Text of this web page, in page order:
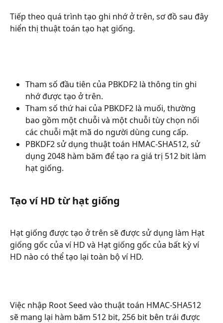
Tiếp theo quá trình tạo ghi nhớ ở trên, sơ đồ sau đây
hiển thị thuật toán tạo hạt giống.
Tham số đầu tiên của PBKDF2 là thông tin ghi
nhớ được tạo ở trên.
Tham số thứ hai của PBKDF2 là muối, thường
bao gồm một chuỗi và một chuỗi tùy chọn nối
các chuỗi mật mã do người dùng cung cấp.
PBKDF2 sử dụng thuật toán HMAC-SHA512, sử
dụng 2048 hàm băm để tạo ra giá trị 512 bit làm
hạt giống.
Tạo ví HD từ hạt giống
Hạt giống được tạo ở trên sẽ được sử dụng làm Hạt
giống gốc của ví HD và Hạt giống gốc của bất kỳ ví
HD nào có thể tạo lại toàn bộ ví HD.
Việc nhập Root Seed vào thuật toán HMAC-SHA512
sẽ mang lại hàm băm 512 bit, 256 bit bên trái được